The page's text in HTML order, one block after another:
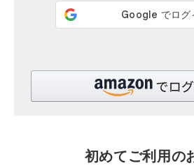
ご利用ガイド
初めてご利用の